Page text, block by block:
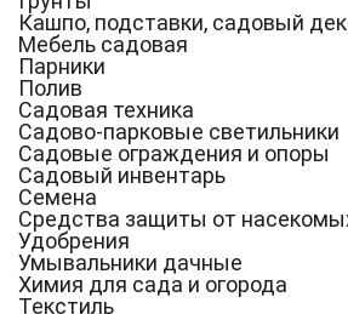
Кашпо, подставки, садовый
Мебель садовая
Парники
Полив
Садовая техника
Садово-парковые светильники
Садовые ограждения и опоры
Садовый инвентарь
Семена
Средства защиты от
Удобрения
Умывальники дачные
Химия для сада и огорода
Текстиль